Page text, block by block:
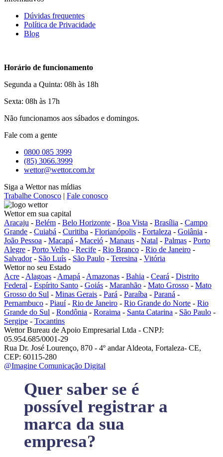
Dúvidas frequentes
Política de Privacidade
Blog
Horário de funcionamento
Segunda a Quinta: 08h às 18h
Sexta: 08h às 17h
Não funcionamos aos sábados e domingos.
Fale com a gente
0800 085 3999
(85) 3066.3999
wettor@wettor.com.br
Siga a Wettor nas mídias
Trabalhe Conosco | Fale conosco
Wettor em sua capital
Aracaju - Belém - Belo Horizonte - Boa Vista - Brasília - Campo
Grande - Cuiabá - Curitiba - Florianópolis - Fortaleza - Goiânia -
João Pessoa - Macapá - Maceió - Manaus - Natal - Palmas - Porto
Alegre - Porto Velho - Recife - Rio Branco - Rio de Janeiro -
Salvador- São Luís - São Paulo - Teresina - Vitória
Wettor no seu Estado
Acre - Alagoas - Amapá - Amazonas - Bahia - Ceará - Distrito
Federal - Espírito Santo - Goiás - Maranhão - Mato Grosso - Mato
Grosso do Sul - Minas Gerais - Pará - Paraíba - Paraná -
Pernambuco - Piauí- Rio de Janeiro - Rio Grande do Norte - Rio
Grande do Sul - Rondônia - Roraima - Santa Catarina - São Paulo -
Sergipe - Tocantins
Wettor Bureau de Apoio Empresarial Ltda - CNPJ:
05.954.685/0001-29
Rua Dr. José Lourenço, 870 - 4º andar Aldeota, Fortaleza- CE,
CEP: 60115-280
@Imagine Comunicação Digital
Quer saber se é
possível registrar a
marca da sua
empresa?